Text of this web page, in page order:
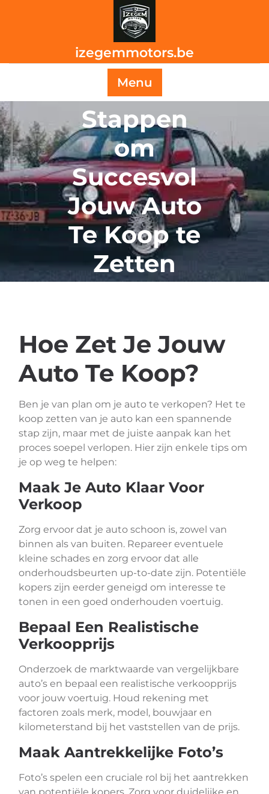
izegemmotors.be
Menu
Stappen
om
Succesvol
Jouw Auto
Te Koop te
Zetten
Hoe Zet Je Jouw
Auto Te Koop?
Ben je van plan om je auto te verkopen? Het te
koop zetten van je auto kan een spannende
stap zijn, maar met de juiste aanpak kan het
proces soepel verlopen. Hier zijn enkele tips om
je op weg te helpen:
Maak Je Auto Klaar Voor
Verkoop
Zorg ervoor dat je auto schoon is, zowel van
binnen als van buiten. Repareer eventuele
kleine schades en zorg ervoor dat alle
onderhoudsbeurten up-to-date zijn. Potentiële
kopers zijn eerder geneigd om interesse te
tonen in een goed onderhouden voertuig.
Bepaal Een Realistische
Verkoopprijs
Onderzoek de marktwaarde van vergelijkbare
auto’s en bepaal een realistische verkoopprijs
voor jouw voertuig. Houd rekening met
factoren zoals merk, model, bouwjaar en
kilometerstand bij het vaststellen van de prijs.
Maak Aantrekkelijke Foto’s
Foto’s spelen een cruciale rol bij het aantrekken